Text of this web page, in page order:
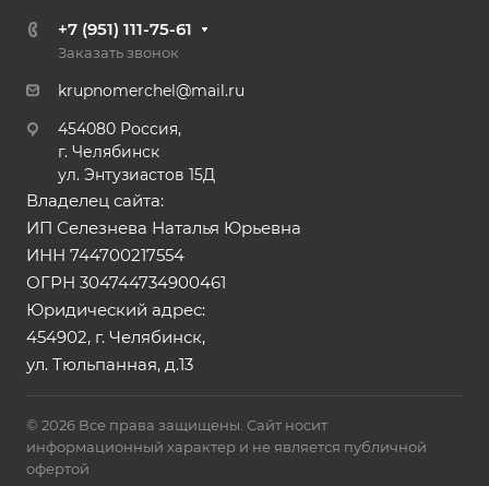
+7 (951) 111-75-61
Заказать звонок
krupnomerchel@mail.ru
454080 Россия,
г. Челябинск
ул. Энтузиастов 15Д
Владелец сайта:
ИП Селезнева Наталья Юрьевна
ИНН 744700217554
ОГРН 304744734900461
Юридический адрес:
454902, г. Челябинск,
ул. Тюльпанная, д.13
© 2026 Все права защищены. Сайт носит
информационный характер и не является публичной
офертой